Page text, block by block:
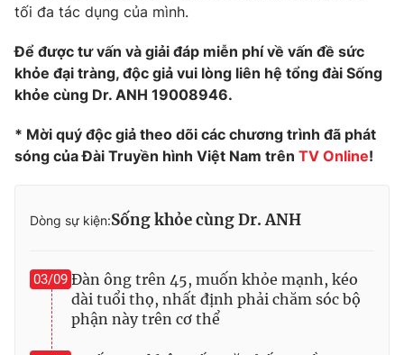
tối đa tác dụng của mình.
Để được tư vấn và giải đáp miễn phí về vấn đề sức
khỏe đại tràng, độc giả vui lòng liên hệ tổng đài Sống
khỏe cùng Dr. ANH 19008946.
* Mời quý độc giả theo dõi các chương trình đã phát
sóng của Đài Truyền hình Việt Nam trên TV Online!
Dòng sự kiện:Sống khỏe cùng Dr. ANH
03/09 Đàn ông trên 45, muốn khỏe mạnh, kéo
dài tuổi thọ, nhất định phải chăm sóc bộ
phận này trên cơ thể